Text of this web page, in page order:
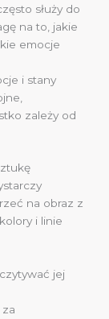
służy do
na to, jakie
emocje
i stany
zależy od
na obraz z
i linie
jej